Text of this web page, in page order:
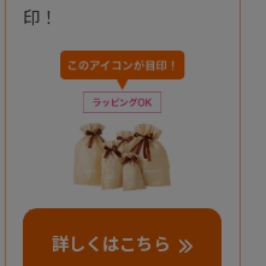
印！
詳しくはこちら